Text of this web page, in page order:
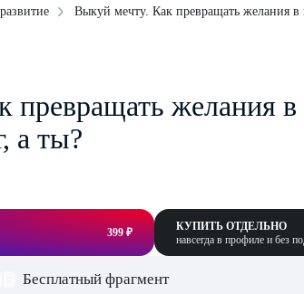
Выкуй мечту. Как превращать желания в
желания в
а ты?
399 ₽
КУПИТЬ ОТДЕЛЬНО
навсегда в профиле и без
Бесплатный фрагмент